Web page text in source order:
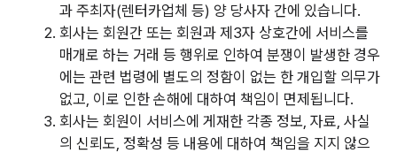
과 주최자(렌터카업체 등) 양 당사자 간에 있습니다.
회사는 회원간 또는 회원과 제3자 상호간에 서비스를
매개로 하는 거래 등 행위로 인하여 분쟁이 발생한 경우
에는 관련 법령에 별도의 정함이 없는 한 개입할 의무가
없고, 이로 인한 손해에 대하여 책임이 면제됩니다.
회사는 회원이 서비스에 게재한 각종 정보, 자료, 사실
의 신뢰도, 정확성 등 내용에 대하여 책임을 지지 않으